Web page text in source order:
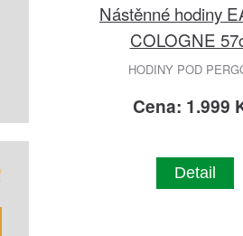
Nástěnné hodiny
COLOGNE
HODINY POD
Cena: 1.999
Detail